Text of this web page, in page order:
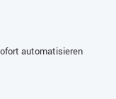
automatisieren